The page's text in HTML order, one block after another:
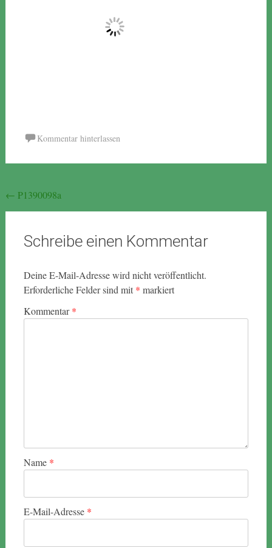
Kommentar hinterlassen
Beitragsnavigation
← P1390098a
Schreibe einen Kommentar
Deine E-Mail-Adresse wird nicht veröffentlicht.
Erforderliche Felder sind mit * markiert
Kommentar*
Name *
E-Mail-Adresse *